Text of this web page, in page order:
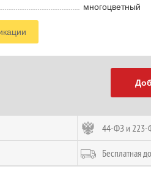
многоцветный
44-ФЗ и
Бесплатная